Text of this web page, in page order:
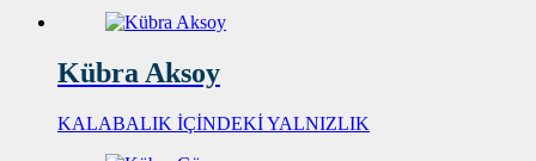
Kübra Aksoy
KALABALIK İÇİNDEKİ YALNIZLIK